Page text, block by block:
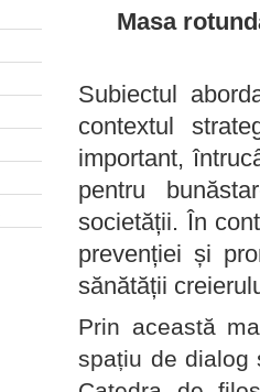
Masa
Subiectul
contextul
important,
pentru
societății. În
prevenției și
sănătății
Prin această
spațiu de dialog